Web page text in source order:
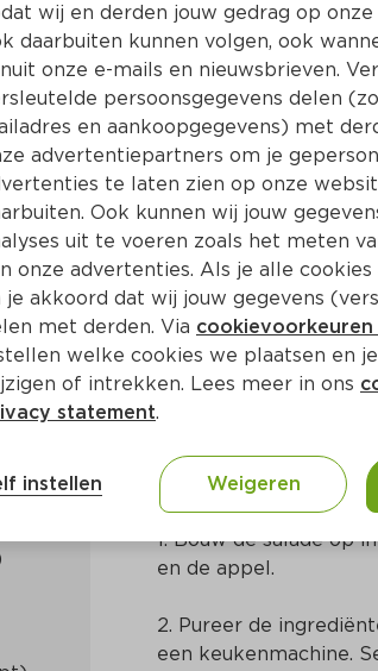
karnemelk-
Nederlands
1. Bouw de salade op
en de appel.
2. Pureer de
een keukenmachine.
wij en derden jouw gedrag op
daarbuiten kunnen volgen, ook
onze e-mails en nieuwsbrieven.
persoonsgegevens delen
en aankoopgegevens) met
advertentiepartners om je
te laten zien op onze
Ook kunnen wij jouw
uit te voeren zoals het meten
onze advertenties. Als je alle
je akkoord dat wij jouw gegevens
met derden. Via cookievoorkeuren
welke cookies we plaatsen en
of intrekken. Lees meer in ons
statement.
instellen Weigeren